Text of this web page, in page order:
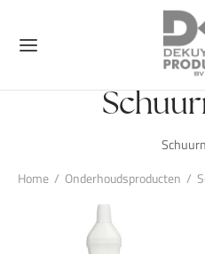
Home / Onderhoudsproducten /